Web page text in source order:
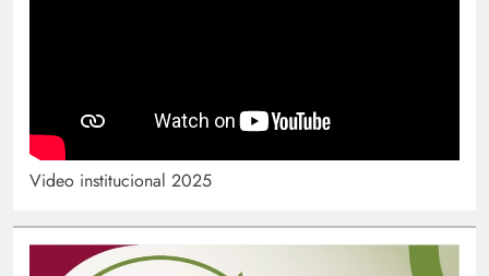
Video institucional 2025